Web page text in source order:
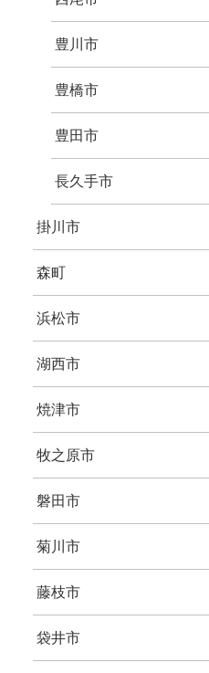
豊川市
豊橋市
豊田市
長久手市
掛川市
森町
浜松市
湖西市
焼津市
牧之原市
磐田市
菊川市
藤枝市
袋井市